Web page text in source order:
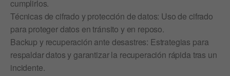
cumplirlos.
Técnicas de cifrado y protección de datos: Uso de cifrado
para proteger datos en tránsito y en reposo.
Backup y recuperación ante desastres: Estrategias para
respaldar datos y garantizar la recuperación rápida tras un
incidente.